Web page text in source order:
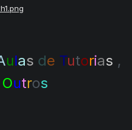
ulas de Tutorias ,
Outros